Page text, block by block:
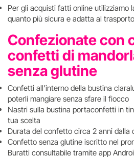
Per gli acquisti fatti online utilizziamo
quanto più sicura e adatta al
Confezionate con
confetti di
senza glutine
Confetti all'interno della bustina
poterli mangiare senza sfare il fiocco
Nastri sulla bustina portaconfetti in
tua scelta
Durata del confetto circa 2 anni dalla
Confetto senza glutine iscritto nel
Buratti consultabile tramite app